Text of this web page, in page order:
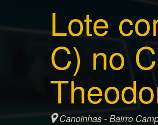
Lote
C) no
Canoinhas - Bairro